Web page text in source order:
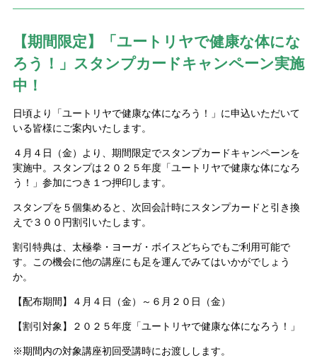
【期間限定】「ユートリヤで健康な体にな
ろう！」スタンプカードキャンペーン実施
中！
日頃より「ユートリヤで健康な体になろう！」に申込いただいて
いる皆様にご案内いたします。
４月４日（金）より、期間限定でスタンプカードキャンペーンを
実施中。スタンプは２０２５年度「ユートリヤで健康な体になろ
う！」参加につき１つ押印します。
スタンプを５個集めると、次回会計時にスタンプカードと引き換
えで３００円割引いたします。
割引特典は、太極拳・ヨーガ・ボイスどちらでもご利用可能で
す。この機会に他の講座にも足を運んでみてはいかがでしょう
か。
【配布期間】４月４日（金）～６月２０日（金）
【割引対象】２０２５年度「ユートリヤで健康な体になろう！」
※期間内の対象講座初回受講時にお渡しします。